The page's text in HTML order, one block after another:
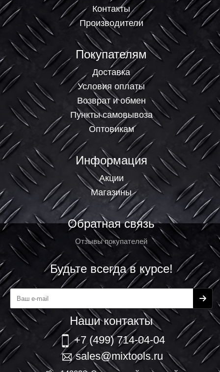
Контакты
Производители
Покупателям
Доставка
Условия оплаты
Возврат и обмен
Пункты самовывоза
Оптовикам
Информация
Акции
Магазины
Обратная связь
Отзывы покупателей
Будьте всегда в курсе!
Наши контакты
+7 (499) 714-04-04
sales@mixtools.ru